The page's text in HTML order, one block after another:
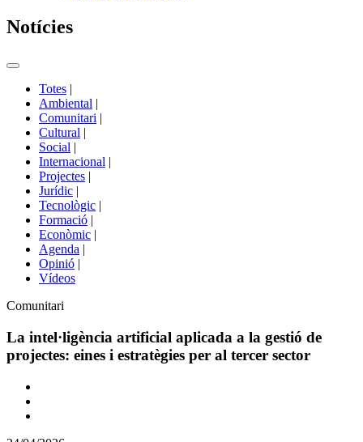
Notícies
Commutador
portals
Totes |
Ambiental |
Comunitari |
Cultural |
Social |
Internacional |
Projectes |
Jurídic |
Tecnològic |
Formació |
Econòmic |
Agenda |
Opinió |
Vídeos
Àmbit
la
notícia
Comunitari
La intel·ligència artificial aplicada a la gestió de
projectes: eines i estratègies per al tercer sector
Comparteix